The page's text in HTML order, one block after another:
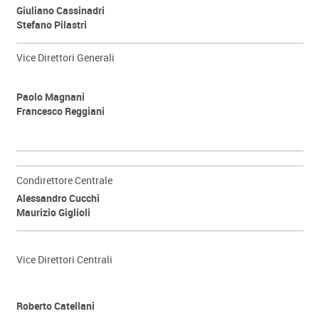
Giuliano Cassinadri
Stefano Pilastri
Vice Direttori Generali
Paolo Magnani
Francesco Reggiani
Condirettore Centrale
Alessandro Cucchi
Maurizio Giglioli
Vice Direttori Centrali
Roberto Catellani